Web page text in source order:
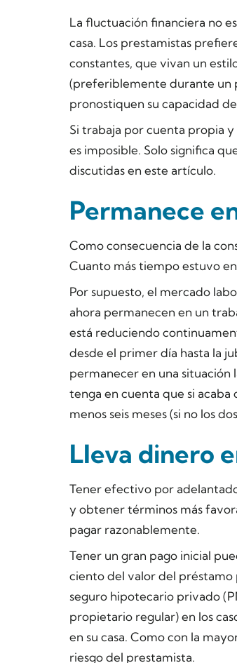
La fluctuación financiera no
casa. Los prestamistas
constantes, que vivan un
(preferiblemente durante un
pronostiquen su capacidad
Si trabaja por cuenta propia
es imposible. Solo significa
discutidas en este artículo.
Permanece
Como consecuencia de la
Cuanto más tiempo estuvo
Por supuesto, el mercado
ahora permanecen en un
está reduciendo
desde el primer día hasta la
permanecer en una situación
tenga en cuenta que si
menos seis meses (si no los
Lleva dinero
Tener efectivo por
y obtener términos más
pagar razonablemente.
Tener un gran pago inicial
ciento del valor del
seguro hipotecario privado
propietario regular) en los
en su casa. Como con la
riesgo del prestamista.